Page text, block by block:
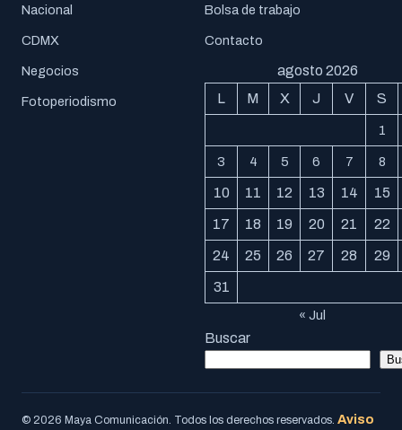
Nacional
CDMX
Negocios
Fotoperiodismo
Bolsa de trabajo
Contacto
agosto 2026
L
M X J V S
1
3 4 5 6 7 8
10 11 12 13 14 15
17 18 19 20 21 22
24 25 26 27 28 29
31
« Jul
Buscar
© 2026 Maya Comunicación. Todos los derechos reservados. Aviso